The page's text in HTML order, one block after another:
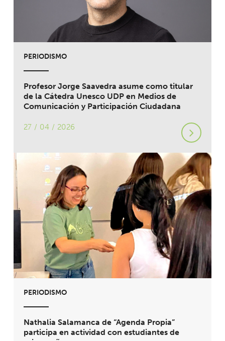
PERIODISMO
Profesor Jorge Saavedra asume como titular
de la Cátedra Unesco UDP en Medios de
Comunicación y Participación Ciudadana
27 / 04 / 2026
PERIODISMO
Nathalia Salamanca de “Agenda Propia”
participa en actividad con estudiantes de